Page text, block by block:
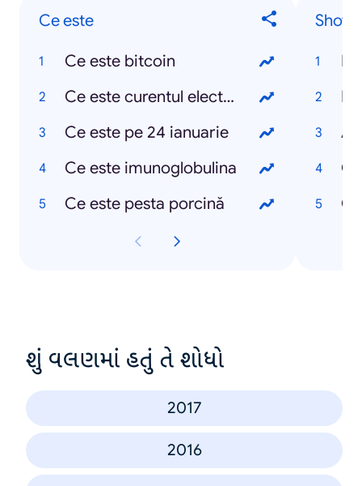
Ce este
Ce este bitcoin
Ce este curentul electric
Ce este pe 24 ianuarie
Ce este imunoglobulina
Ce este pesta porcină
શું વલણમાં હતું તે શોધો
2017
2016